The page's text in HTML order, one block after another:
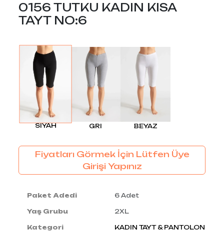
0156 TUTKU KADIN KISA
TAYT NO:6
SIYAH GRI BEYAZ
Fiyatları Görmek İçin Lütfen Üye
Girişi Yapınız
Paket Adedi 6 Adet
Yaş Grubu 2XL
Kategori KADIN TAYT & PANTOLON